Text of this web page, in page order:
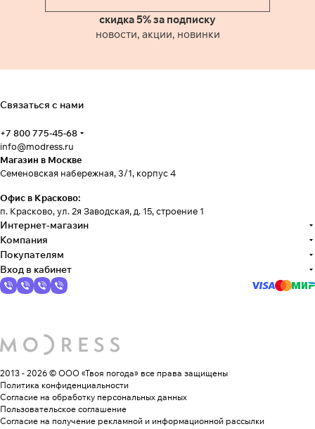
скидка 5% за подписку
новости, акции, новинки
Связаться с нами
+7 800 775-45-68
info@modress.ru
Магазин в Москве
Семеновская набережная, 3/1, корпус 4
Офис в Красково:
п. Красково, ул. 2я Заводская, д. 15, строение 1
Интернет-магазин
Компания
Покупателям
Вход в кабинет
2013 - 2026 © ООО «Твоя погода» все права защищены
Политика конфиденциальности
Согласие на обработку персональных данных
Пользовательское соглашение
Согласие на получение рекламной и информационной рассылки